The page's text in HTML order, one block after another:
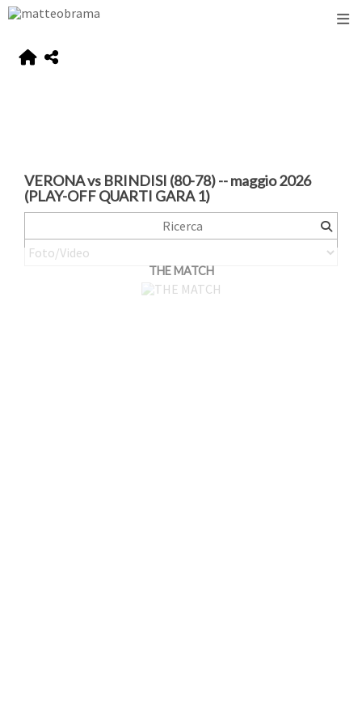
VERONA vs BRINDISI (80-78) -- maggio 2026
(PLAY-OFF QUARTI GARA 1)
THE MATCH